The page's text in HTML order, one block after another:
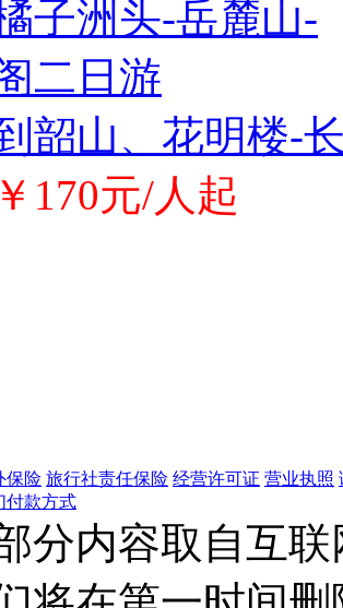
韶山、花明楼-
￥170元/人起
保险 旅行社责任保险 经营许可证 营业执照
付款方式
分内容取自互